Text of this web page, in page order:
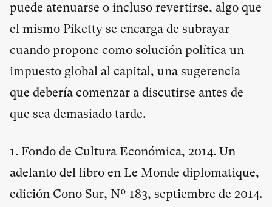
puede atenuarse o incluso revertirse, algo que
el mismo Piketty se encarga de subrayar
cuando propone como solución política un
impuesto global al capital, una sugerencia
que debería comenzar a discutirse antes de
que sea demasiado tarde.
1. Fondo de Cultura Económica, 2014. Un
adelanto del libro en Le Monde diplomatique,
edición Cono Sur, Nº 183, septiembre de 2014.